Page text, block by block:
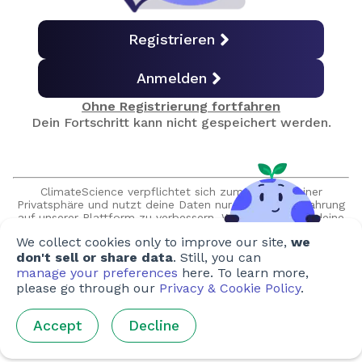
Selektive Züchtung
Gentechnik (GVO)
Fischerei und Aquakulturen
Fleisch ohne Tiere?
Lebensmittelverschwendung
Registrieren
Anmelden
Ohne Registrierung fortfahren
Dein Fortschritt kann nicht gespeichert werden.
ClimateScience verpflichtet sich zum Schutz deiner
Privatsphäre und nutzt deine Daten nur, um deine Erfahrung
auf unserer Plattform zu verbessern. Wir versprechen, deine
verkaufen oder zu teilen, und wir werden niemals
unaufgefordert Kontakt mit dir aufnehmen.
We collect cookies only to improve our site, we
don't sell or share data. Still, you can
manage your preferences here. To learn more,
please go through our Privacy & Cookie Policy.
Accept Decline